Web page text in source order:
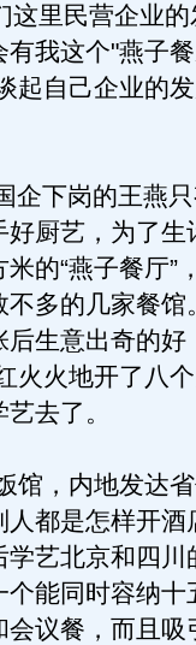
这里民营企业
我这个"燕子
起自己企业的
下岗的王燕只
厨艺，为了生
的“燕子餐厅”
多的几家餐馆
生意出奇的好
火火地开了八
去了。
，内地发达省
都是怎样开酒
艺北京和四川
能同时容纳十
议餐，而且吸